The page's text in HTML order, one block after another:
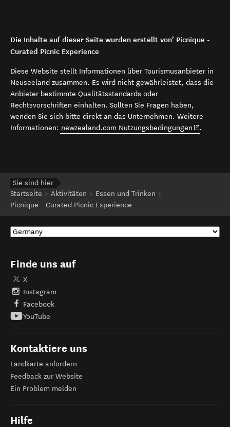
Die Inhalte auf dieser Seite wurden erstellt von’ Picnique -
Curated Picnic Experience
Diese Website stellt Informationen über Tourismusanbieter in
Neuseeland zusammen. Es wird nicht gewährleistet, dass die
Anbieter bestimmte Qualitätsstandards oder
Rechtsvorschriften einhalten. Sollten Sie Fragen haben,
wenden Sie sich bitte direkt an das Unternehmen. Weitere
Informationen: newzealand.com Nutzungsbedingungen (opens in
.
Sie sind hier
Startseite
Aktivitäten
Essen und Trinken
Picnique - Curated Picnic Experience
Finde uns auf
X
Instagram
Facebook
YouTube
Kontaktiere uns
Landkarte anfordern
Feedback zur Website
Ein Problem melden
Hilfe